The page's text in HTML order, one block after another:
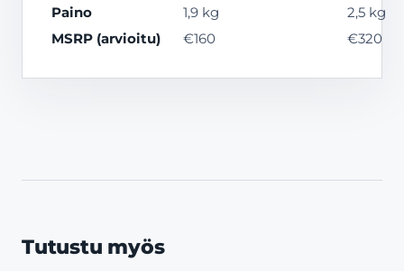
Paino
1,9 kg
2,5 kg
MSRP (arvioitu)
€160 €320
Tutustu myös